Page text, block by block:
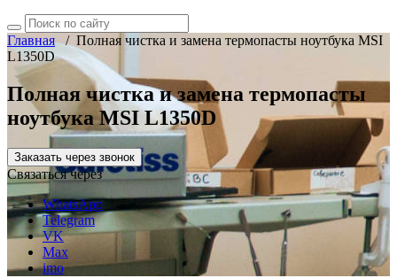
Главная/ Полная чистка и замена термопасты ноутбука MSI
L1350D
Полная чистка и замена термопасты
ноутбука MSI L1350D
Заказать через звонок
Связаться через
WhatsApp
Telegram
VK
Max
imo